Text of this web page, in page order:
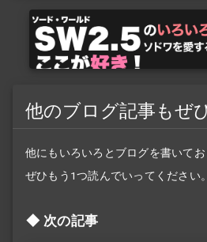
他のブログ記事もぜ
他にもいろいろとブログを書いてお
ぜひもう1つ読んでいってください。
次の記事